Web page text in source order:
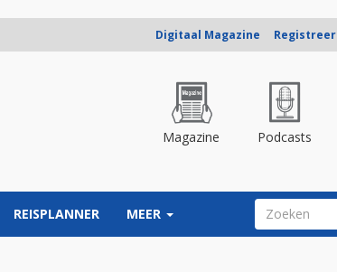
Digitaal Magazine Registreer
Magazine Podcasts
REISPLANNER MEER ZOEKVELD